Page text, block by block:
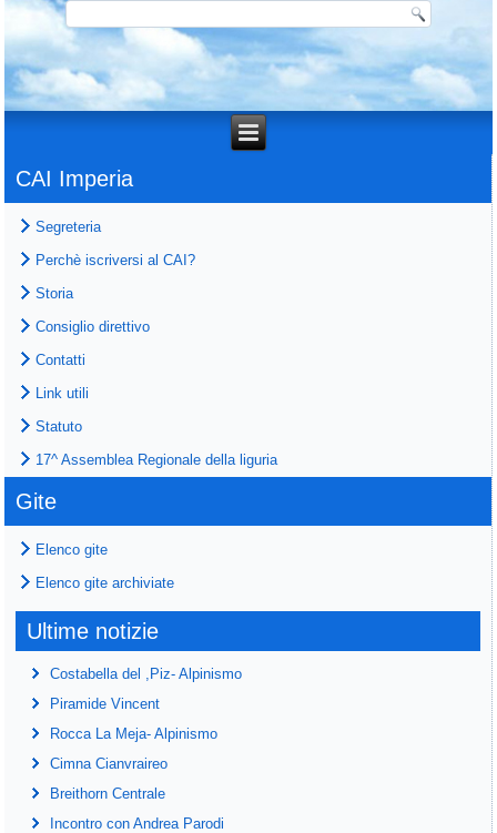
CAI Imperia
Segreteria
Perchè iscriversi al CAI?
Storia
Consiglio direttivo
Contatti
Link utili
Statuto
17^ Assemblea Regionale della liguria
Gite
Elenco gite
Elenco gite archiviate
Ultime notizie
Costabella del ,Piz- Alpinismo
Piramide Vincent
Rocca La Meja- Alpinismo
Cimna Cianvraireo
Breithorn Centrale
Incontro con Andrea Parodi